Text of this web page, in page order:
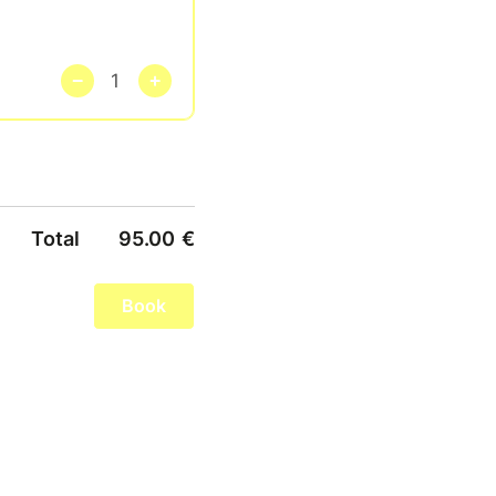
Total 95.00 €